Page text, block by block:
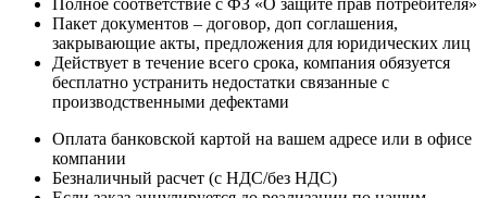
Пакет документов – договор, доп соглашения,
закрывающие акты, предложения для юридических лиц
Действует в течение всего срока, компания обязуется
бесплатно устранить недостатки связанные с
производственными дефектами
Оплата банковской картой на вашем адресе или в офисе
компании
Безналичный расчет (с НДС/без НДС)